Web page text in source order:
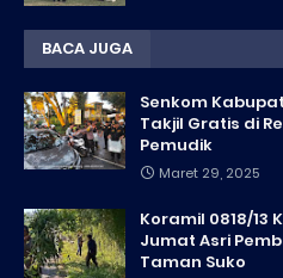
BACA JUGA
Senkom
Takjil Gratis di
Pemudik
Maret 29, 2025
Koramil 0818/13
Jumat Asri
Taman Suko